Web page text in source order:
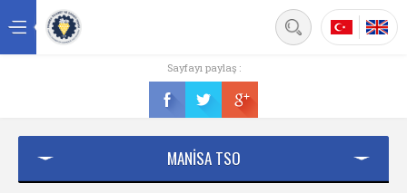
Üyelik
Sayfayı paylaş :
MANİSA TSO